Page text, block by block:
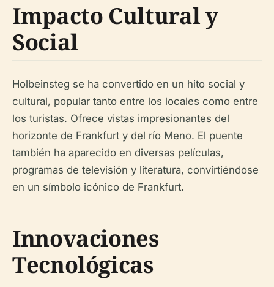
Impacto Cultural y
Social
Holbeinsteg se ha convertido en un hito social y
cultural, popular tanto entre los locales como entre
los turistas. Ofrece vistas impresionantes del
horizonte de Frankfurt y del río Meno. El puente
también ha aparecido en diversas películas,
programas de televisión y literatura, convirtiéndose
en un símbolo icónico de Frankfurt.
Innovaciones
Tecnológicas